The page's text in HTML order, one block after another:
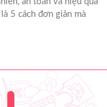
5 cách đơn giản mà